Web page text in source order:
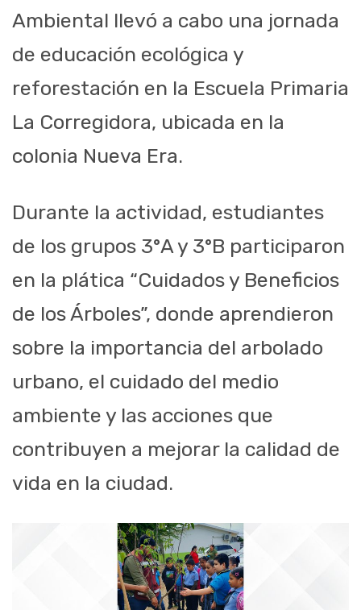
Ambiental llevó a cabo una jornada
de educación ecológica y
reforestación en la Escuela Primaria
La Corregidora, ubicada en la
colonia Nueva Era.
Durante la actividad, estudiantes
de los grupos 3°A y 3°B participaron
en la plática “Cuidados y Beneficios
de los Árboles”, donde aprendieron
sobre la importancia del arbolado
urbano, el cuidado del medio
ambiente y las acciones que
contribuyen a mejorar la calidad de
vida en la ciudad.